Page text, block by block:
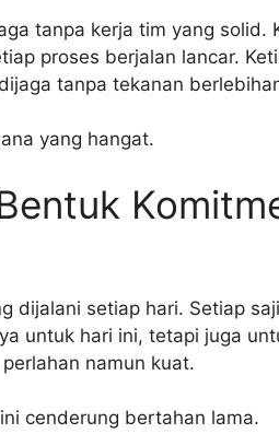
tanpa kerja tim yang solid.
proses berjalan lancar.
tanpa tekanan
yang hangat.
dijalani setiap hari. Setiap
untuk hari ini, tetapi juga
namun kuat.
cenderung bertahan lama.